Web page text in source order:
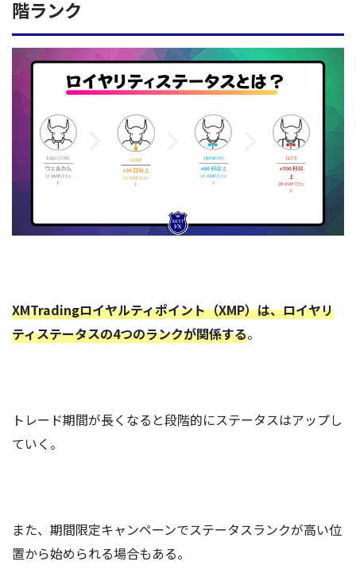
階ランク
XMTradingロイヤルティポイント（XMP）は、ロイヤリ
ティステータスの4つのランクが関係する。
トレード期間が長くなると段階的にステータスはアップし
ていく。
また、期間限定キャンペーンでステータスランクが高い位
置から始められる場合もある。